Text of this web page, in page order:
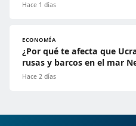
Hace 1 días
ECONOMÍA
¿Por qué te afecta que
rusas y barcos en el mar
Hace 2 días